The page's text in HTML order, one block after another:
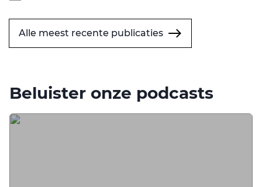
Alle meest recente publicaties
Beluister onze podcasts